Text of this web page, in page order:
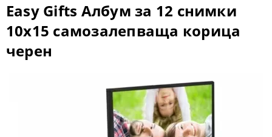
Easy Gifts Албум за 12 снимки
10x15 самозалепваща корица
черен